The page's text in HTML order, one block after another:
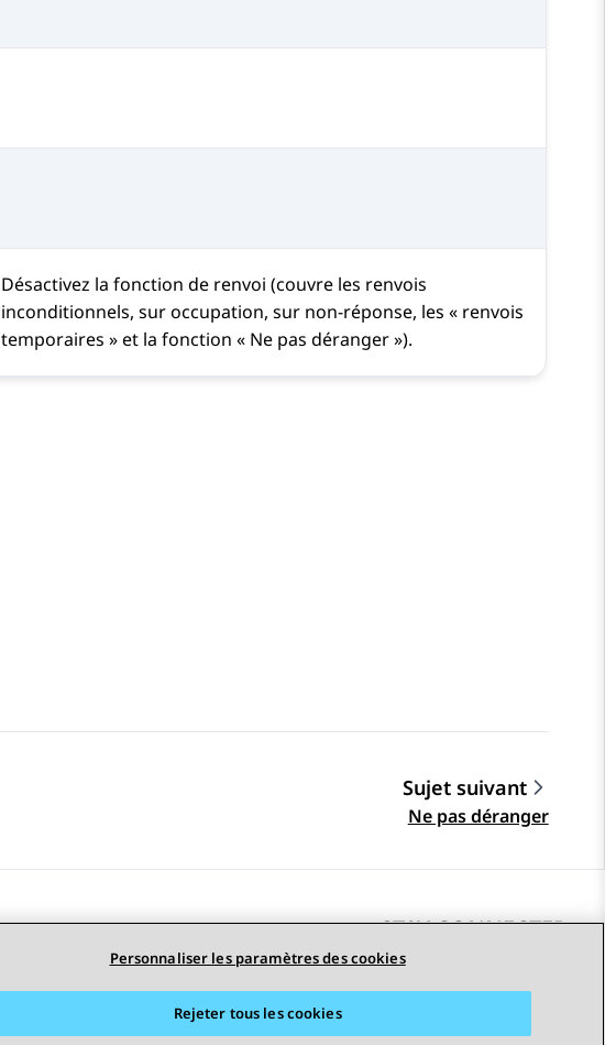
Désactivez la fonction de renvoi (couvre les renvois
inconditionnels, sur occupation, sur non-réponse, les « renvois
temporaires » et la fonction « Ne pas déranger »).
Sujet suivant
Ne pas déranger
STAY CONNECTED
Personnaliser les paramètres des cookies
Rejeter tous les cookies